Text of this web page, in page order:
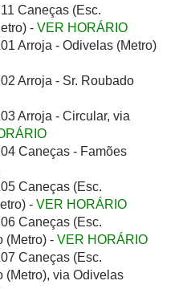
Caneças (Esc.
- VER HORÁRIO
Arroja - Odivelas (Metro)
Arroja - Sr. Roubado
Arroja - Circular, via
Caneças - Famões
Caneças (Esc.
- VER HORÁRIO
Caneças (Esc.
(Metro) - VER HORÁRIO
Caneças (Esc.
(Metro), via Odivelas